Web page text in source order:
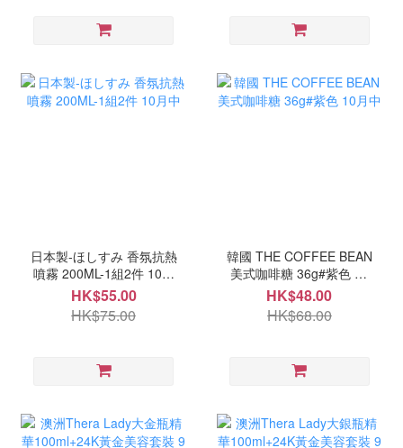
日本製-ほしすみ 香氛抗熱
噴霧 200ML-1組2件 10月
中
HK$55.00
HK$75.00
韓國 THE COFFEE BEAN
美式咖啡糖 36g#紫色 10
月中
HK$48.00
HK$68.00